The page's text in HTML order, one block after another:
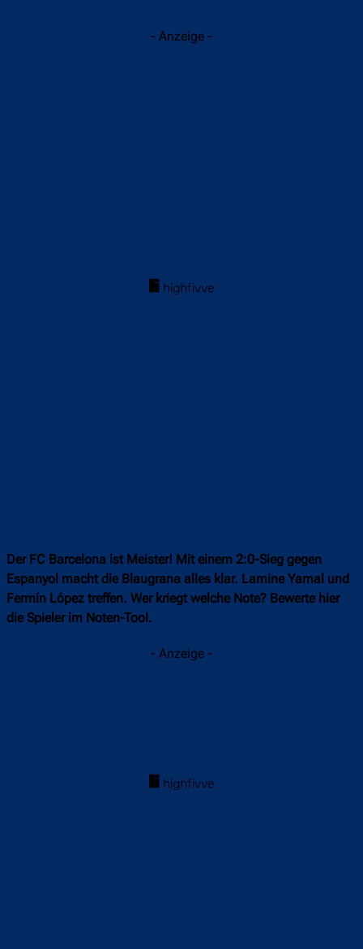
- Anzeige -
Der FC Barcelona ist Meister! Mit einem 2:0-Sieg gegen
Espanyol macht die Blaugrana alles klar. Lamine Yamal und
Fermín López treffen. Wer kriegt welche Note? Bewerte hier
die Spieler im Noten-Tool.
- Anzeige -